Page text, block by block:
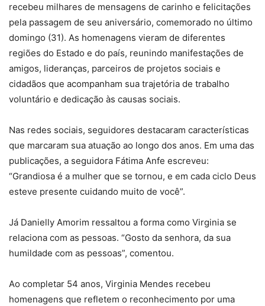
recebeu milhares de mensagens de carinho e felicitações
pela passagem de seu aniversário, comemorado no último
domingo (31). As homenagens vieram de diferentes
regiões do Estado e do país, reunindo manifestações de
amigos, lideranças, parceiros de projetos sociais e
cidadãos que acompanham sua trajetória de trabalho
voluntário e dedicação às causas sociais.
Nas redes sociais, seguidores destacaram características
que marcaram sua atuação ao longo dos anos. Em uma das
publicações, a seguidora Fátima Anfe escreveu:
“Grandiosa é a mulher que se tornou, e em cada ciclo Deus
esteve presente cuidando muito de você”.
Já Danielly Amorim ressaltou a forma como Virginia se
relaciona com as pessoas. “Gosto da senhora, da sua
humildade com as pessoas”, comentou.
Ao completar 54 anos, Virginia Mendes recebeu
homenagens que refletem o reconhecimento por uma